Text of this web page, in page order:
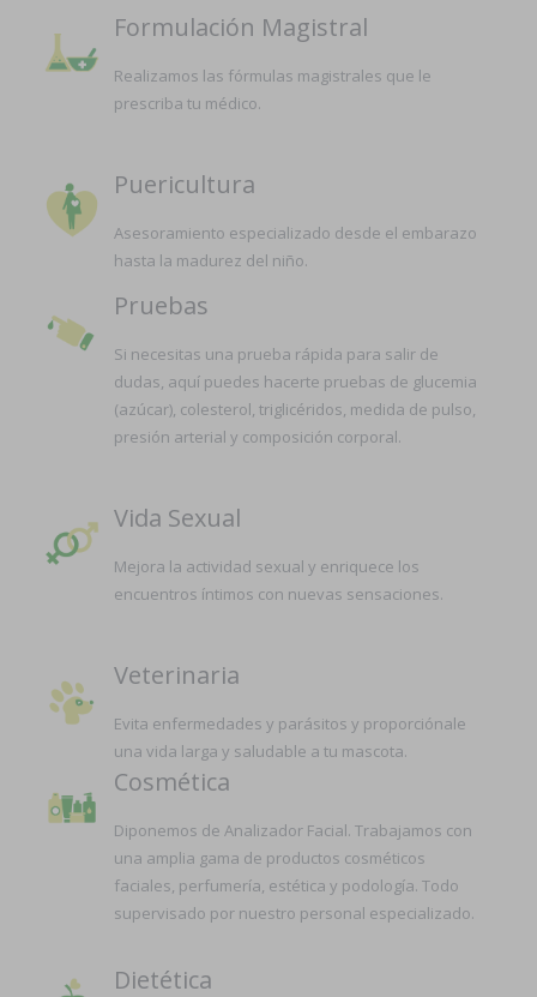
Formulación Magistral
Realizamos las fórmulas magistrales que le
prescriba tu médico.
Puericultura
Asesoramiento especializado desde el embarazo
hasta la madurez del niño.
Pruebas
Si necesitas una prueba rápida para salir de
dudas, aquí puedes hacerte pruebas de glucemia
(azúcar), colesterol, triglicéridos, medida de pulso,
presión arterial y composición corporal.
Vida Sexual
Mejora la actividad sexual y enriquece los
encuentros íntimos con nuevas sensaciones.
Veterinaria
Evita enfermedades y parásitos y proporciónale
una vida larga y saludable a tu mascota.
Cosmética
Diponemos de Analizador Facial. Trabajamos con
una amplia gama de productos cosméticos
faciales, perfumería, estética y podología. Todo
supervisado por nuestro personal especializado.
Dietética